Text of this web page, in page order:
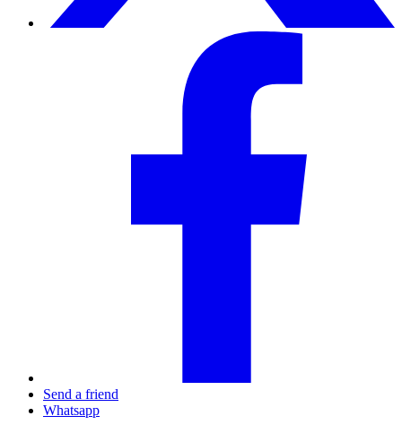
Send a friend
Whatsapp